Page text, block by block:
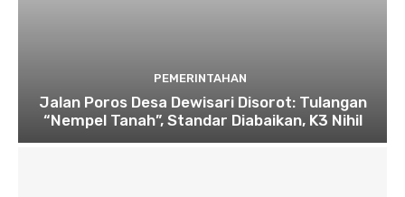
PEMERINTAHAN
Jalan Poros Desa Dewisari Disorot: Tulangan
“Nempel Tanah”, Standar Diabaikan, K3 Nihil